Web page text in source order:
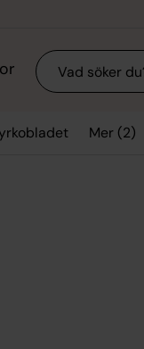
Sök
Mer (2)